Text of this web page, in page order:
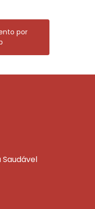
por
Saudável